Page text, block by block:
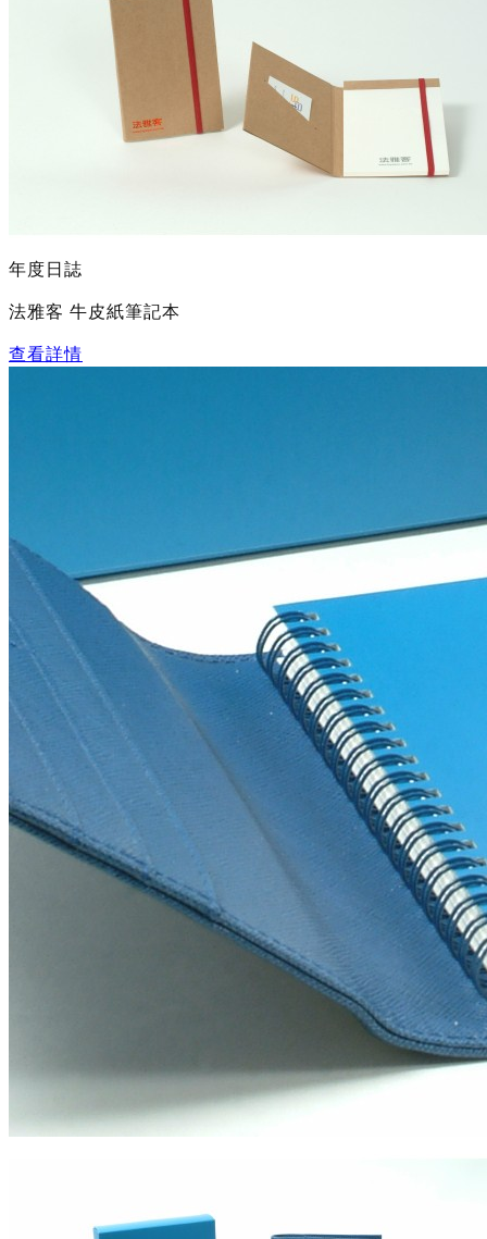
年度日誌
法雅客 牛皮紙筆記本
查看詳情